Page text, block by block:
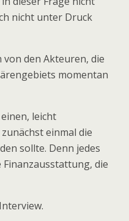
nicht unter Druck
von den Akteuren, die
momentan
leicht
einmal die
sollte. Denn jedes
die